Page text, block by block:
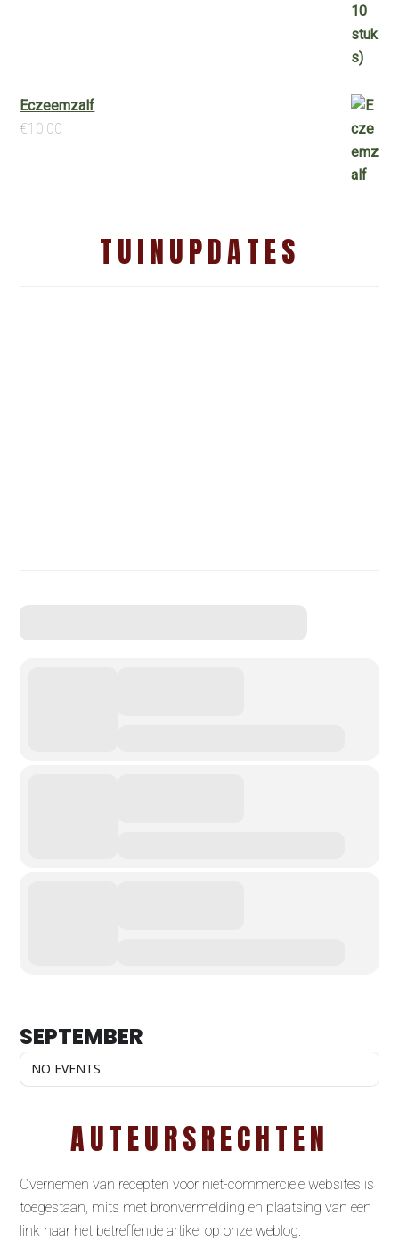
Eczeemzalf
€10.00
TUINUPDATES
SEPTEMBER
NO EVENTS
AUTEURSRECHTEN
Overnemen van recepten voor niet-commerciële websites is
toegestaan, mits met bronvermelding en plaatsing van een
link naar het betreffende artikel op onze weblog.